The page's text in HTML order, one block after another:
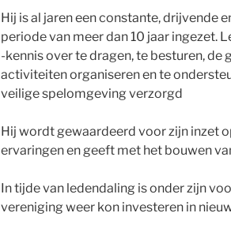
Hij is al jaren een constante, drijvende
periode van meer dan 10 jaar ingezet.
-kennis over te dragen, te besturen,
activiteiten organiseren en te
veilige spelomgeving verzorgd
Hij wordt gewaardeerd voor zijn inzet
ervaringen en geeft met het bouwen
In tijde van ledendaling is onder zijn
vereniging weer kon investeren in